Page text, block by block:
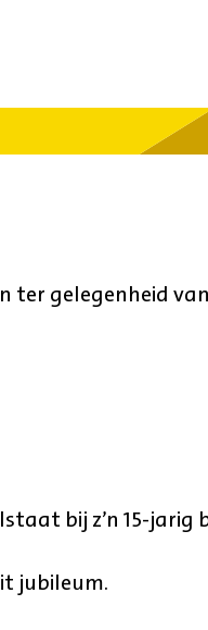
ter gelegenheid
bij z’n 15-jarig
jubileum.